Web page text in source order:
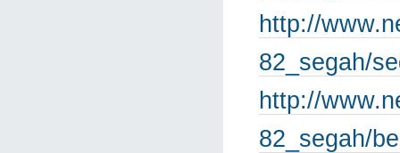
http://
82_segah/
http://
82_segah/